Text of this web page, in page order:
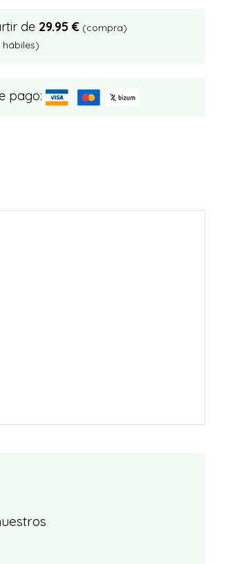
de 29.95 €(compra)
hábiles)
pago: